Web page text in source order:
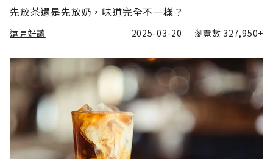
先放茶還是先放奶，味道完全不一樣？
遠見好讀 2025-03-20 瀏覽數 327,950+